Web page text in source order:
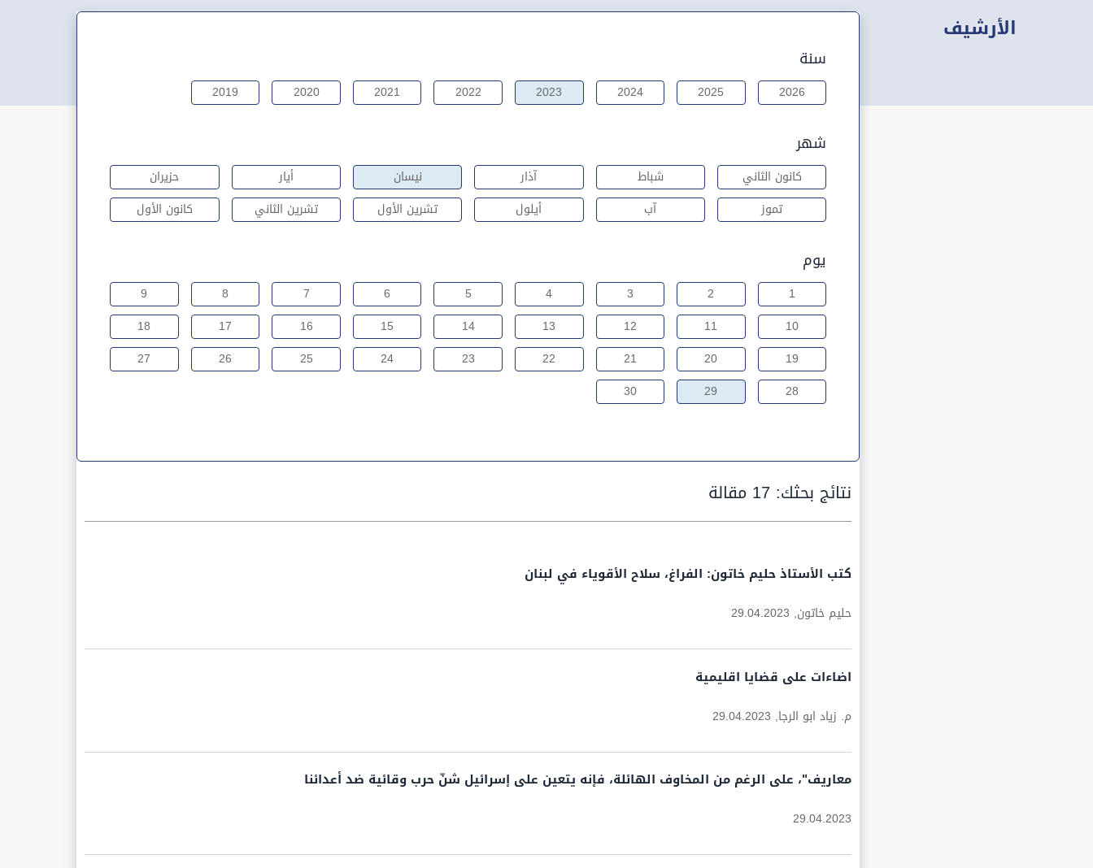
الأرشيف
سنة
2026
2025
2024
2023
2022
2021
2020
2019
شهر
كانون الثاني شباط آذار نيسان أيار
حزيران
تموز
آب أيلول تشرين الأول تشرين الثاني كانون الأول
يوم
1
2
3
4
5
6
7
8
9
10
11
12
13
14
15
16
17
18
19
20
21
22
23
24
25
26
27
28
29
30
نتائج بحثك: 17 مقالة
كتب الأستاذ حليم خاتون: الفراغ، سلاح الأقوياء في لبنان
حليم خاتون, 29.04.2023
اضاءات على قضايا اقليمية
م. زياد ابو الرجا, 29.04.2023
معاريف"، على الرغم من المخاوف الهائلة، فإنه يتعين على إسرائيل شنّ حرب وقائية ضد أعدائنا
29.04.2023